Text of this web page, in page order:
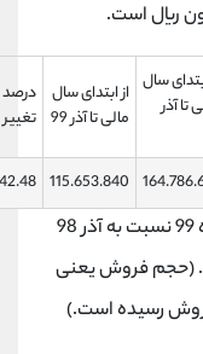
است.
سال
آذر
از ابتدای سال
مالی تا آذر 99
درصد
تغییر
115.653.840
%42.48
شرکت پارس از حیث حجم فروش در آذرماه 99 نسبت به آذر 98
(حجم فروش یعنی
رسیده است.)